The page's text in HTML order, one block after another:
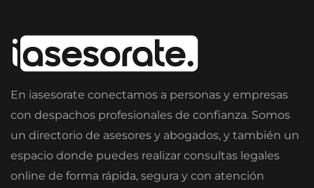
En iasesorate conectamos a personas y empresas
con despachos profesionales de confianza. Somos
un directorio de asesores y abogados, y también un
espacio donde puedes realizar consultas legales
online de forma rápida, segura y con atención